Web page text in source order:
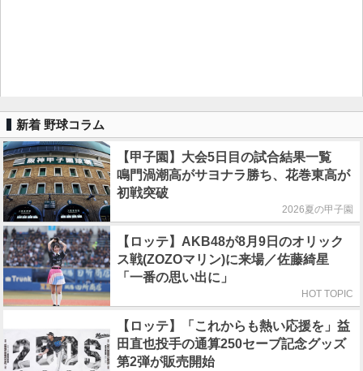
新着 野球コラム
【甲子園】大会5日目の試合結果一覧
鳴門渦潮高がサヨナラ勝ち、花巻東高が
初戦突破
2026夏の甲子園
【ロッテ】AKB48が8月9日のオリック
ス戦(ZOZOマリン)に来場／佐藤綺星
「一番の思い出に」
HOT TOPIC
【ロッテ】「これからも熱い応援を」益
田直也投手の通算250セーブ記念グッズ
第2弾が販売開始